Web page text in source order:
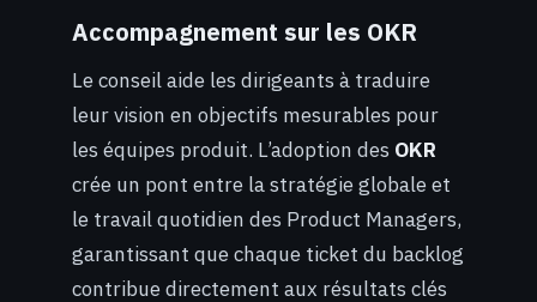
Accompagnement sur les OKR
Le conseil aide les dirigeants à traduire
leur vision en objectifs mesurables pour
les équipes produit. L’adoption des OKR
crée un pont entre la stratégie globale et
le travail quotidien des Product Managers,
garantissant que chaque ticket du backlog
contribue directement aux résultats clés